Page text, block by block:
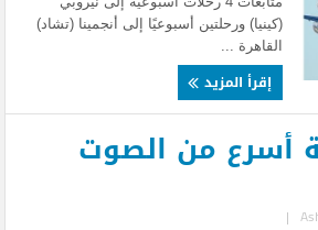
(كينيا) ورحلتين أسبوعيًا إلى أنجمينا (تشاد)
القاهرة ...
إقرأ المزيد
أسرع من الصوت
|